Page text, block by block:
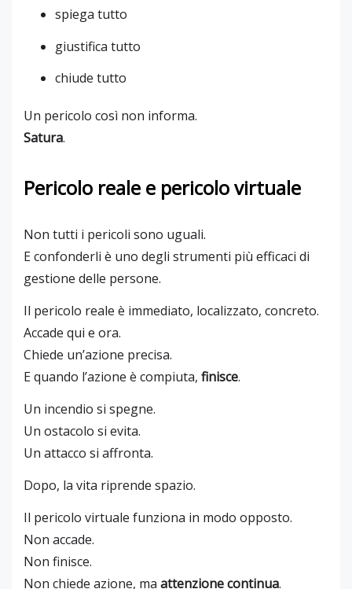
spiega tutto
giustifica tutto
chiude tutto
Un pericolo così non informa.
Satura.
Pericolo reale e pericolo virtuale
Non tutti i pericoli sono uguali.
E confonderli è uno degli strumenti più efficaci di
gestione delle persone.
Il pericolo reale è immediato, localizzato, concreto.
Accade qui e ora.
Chiede un’azione precisa.
E quando l’azione è compiuta, finisce.
Un incendio si spegne.
Un ostacolo si evita.
Un attacco si affronta.
Dopo, la vita riprende spazio.
Il pericolo virtuale funziona in modo opposto.
Non accade.
Non finisce.
Non chiede azione, ma attenzione continua.